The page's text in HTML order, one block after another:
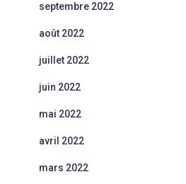
septembre 2022
août 2022
juillet 2022
juin 2022
mai 2022
avril 2022
mars 2022